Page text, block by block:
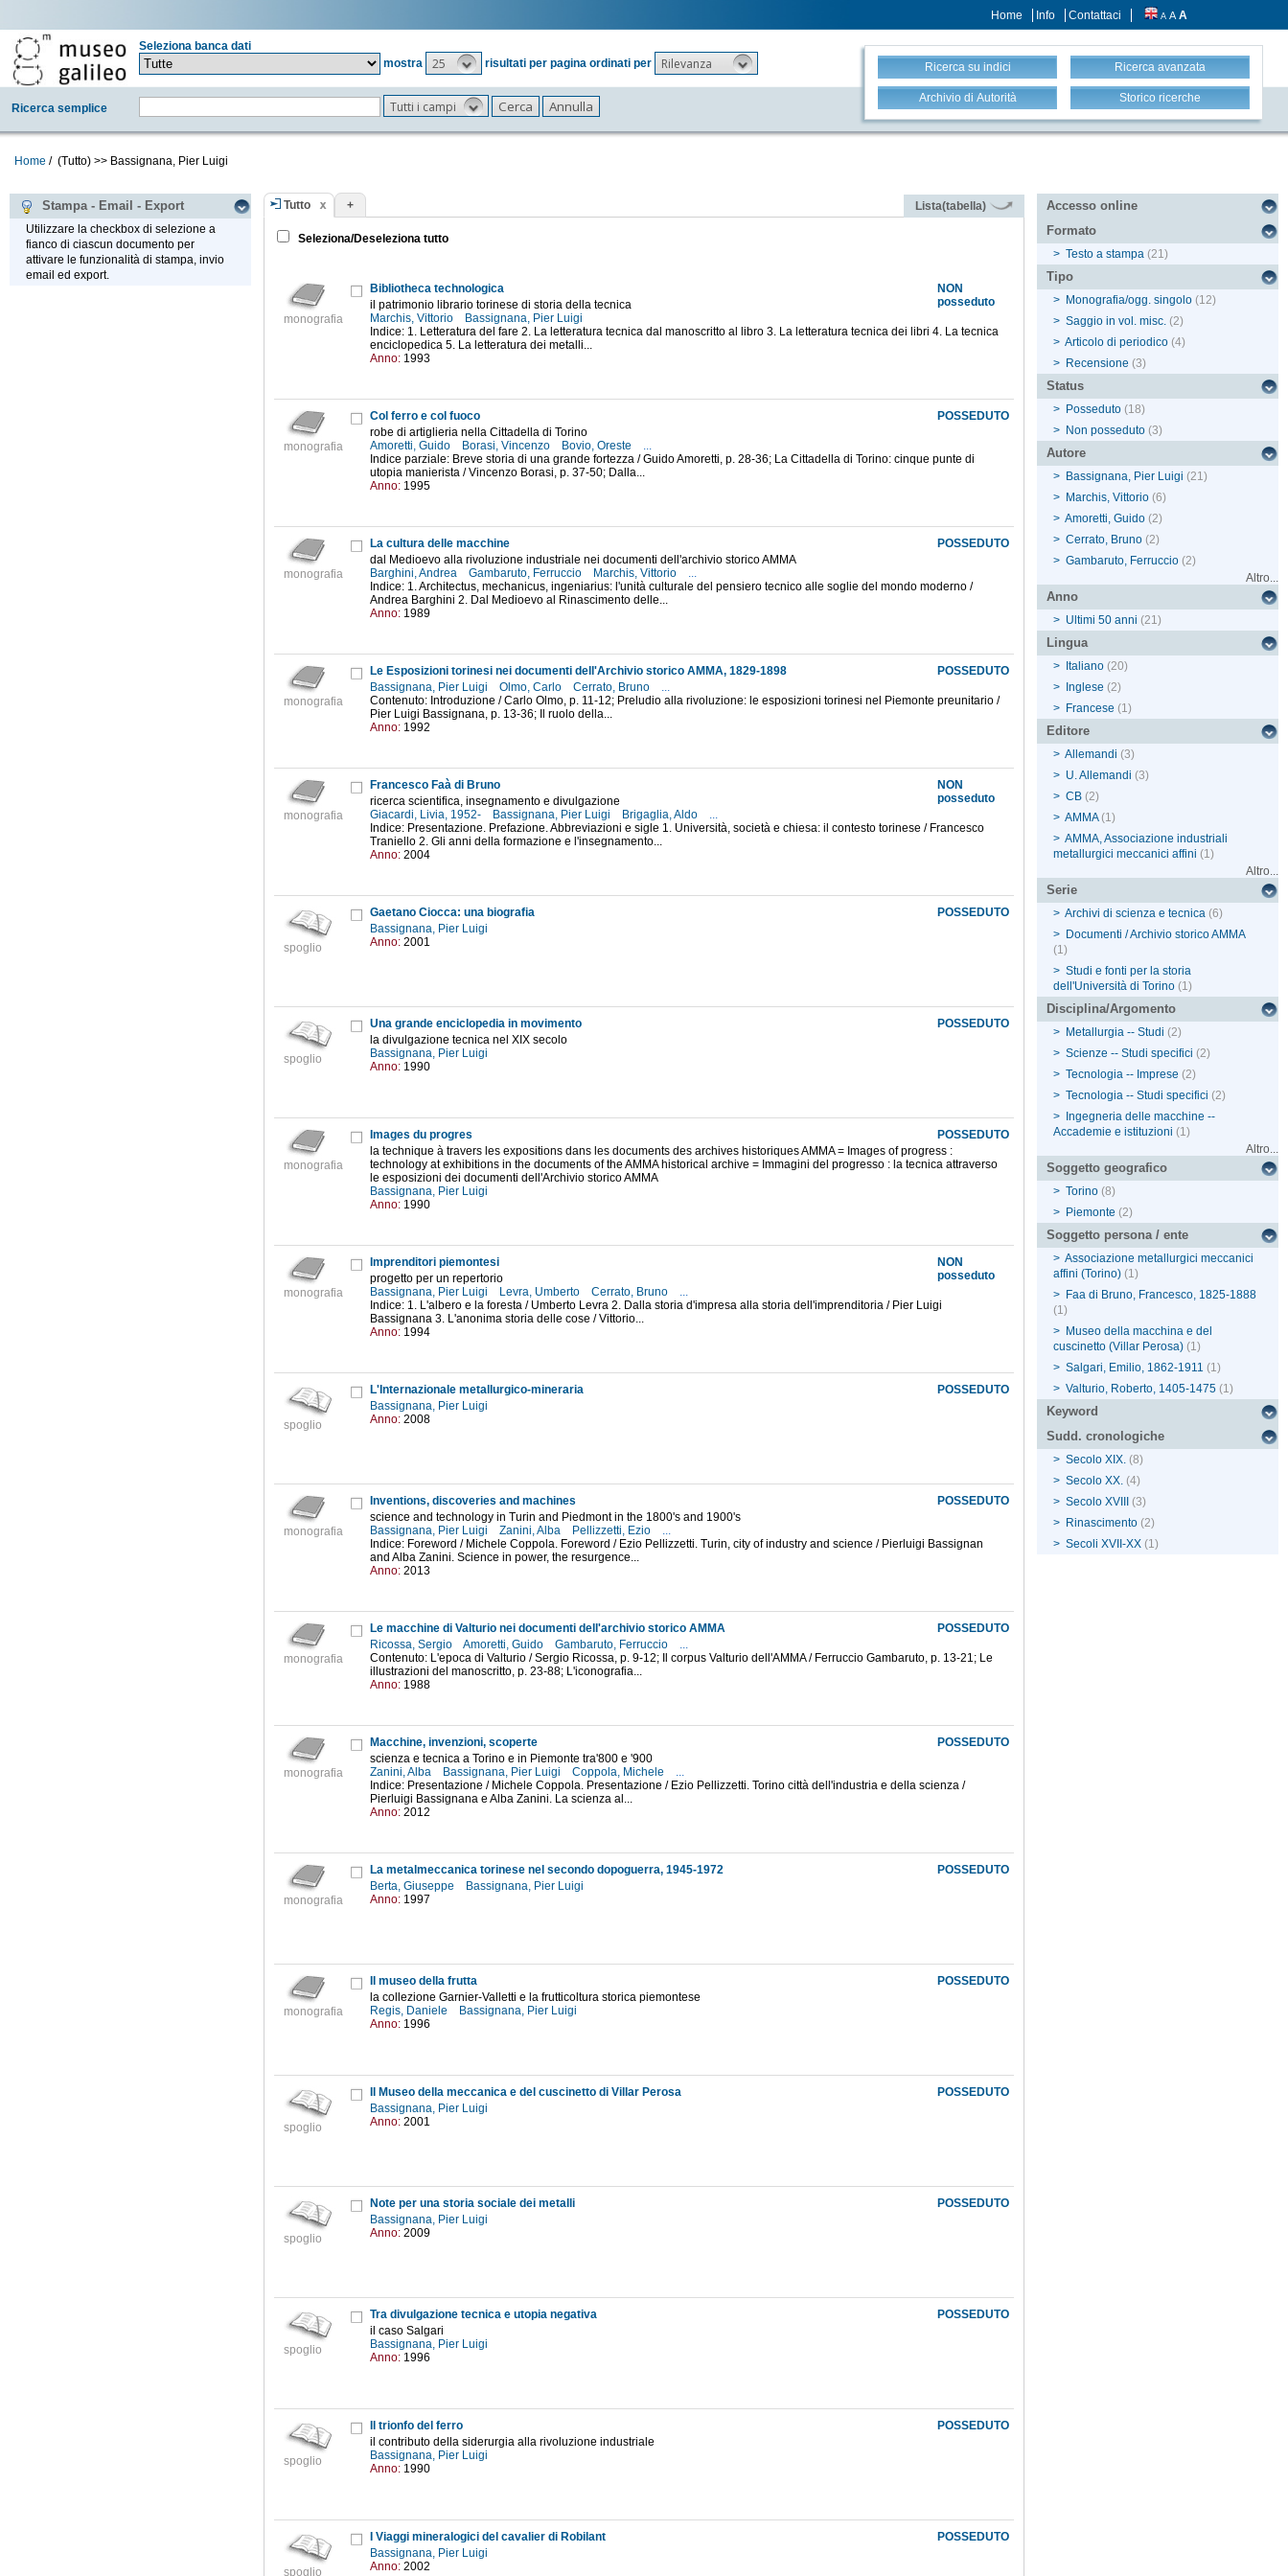
Home Info Contattaci A A A
Seleziona banca dati
mostra
25 risultati per pagina ordinati per Rilevanza
Ricerca semplice Tutti i campi
Ricerca su indici Ricerca avanzata
Archivio di Autorità Storico ricerche
Home / (Tutto) >> Bassignana, Pier Luigi
Stampa - Email - Export
Utilizzare la checkbox di selezione a
fianco di ciascun documento per
attivare le funzionalità di stampa, invio
email ed export.
Tutto + Lista(tabella)
Seleziona/Deseleziona tutto
monografia
NON
posseduto
Bibliotheca technologica
il patrimonio librario torinese di storia della tecnica
Marchis, Vittorio
Bassignana, Pier Luigi
Indice: 1. Letteratura del fare 2. La letteratura tecnica dal manoscritto al libro 3. La letteratura tecnica dei libri 4. La tecnica
enciclopedica 5. La letteratura dei metalli...
Anno: 1993
monografia
POSSEDUTO
Col ferro e col fuoco
robe di artiglieria nella Cittadella di Torino
Amoretti, Guido
Borasi, Vincenzo Bovio, Oreste
...
Indice parziale: Breve storia di una grande fortezza / Guido Amoretti, p. 28-36; La Cittadella di Torino: cinque punte di
utopia manierista / Vincenzo Borasi, p. 37-50; Dalla...
Anno: 1995
monografia
POSSEDUTO
La cultura delle macchine
dal Medioevo alla rivoluzione industriale nei documenti dell'archivio storico AMMA
Barghini, Andrea
Gambaruto, Ferruccio Marchis, Vittorio
...
Indice: 1. Architectus, mechanicus, ingeniarius: l'unità culturale del pensiero tecnico alle soglie del mondo moderno /
Andrea Barghini 2. Dal Medioevo al Rinascimento delle...
Anno: 1989
monografia
POSSEDUTO
Le Esposizioni torinesi nei documenti dell'Archivio storico AMMA, 1829-1898
Bassignana, Pier Luigi
Olmo, Carlo Cerrato, Bruno
...
Contenuto: Introduzione / Carlo Olmo, p. 11-12; Preludio alla rivoluzione: le esposizioni torinesi nel Piemonte preunitario /
Pier Luigi Bassignana, p. 13-36; Il ruolo della...
Anno: 1992
monografia
NON
posseduto
Francesco Faà di Bruno
ricerca scientifica, insegnamento e divulgazione
Giacardi, Livia, 1952-
Bassignana, Pier Luigi Brigaglia, Aldo
...
Indice: Presentazione. Prefazione. Abbreviazioni e sigle 1. Università, società e chiesa: il contesto torinese / Francesco
Traniello 2. Gli anni della formazione e l'insegnamento...
Anno: 2004
spoglio
POSSEDUTO
Gaetano Ciocca: una biografia
Bassignana, Pier Luigi
Anno: 2001
spoglio
POSSEDUTO
Una grande enciclopedia in movimento
la divulgazione tecnica nel XIX secolo
Bassignana, Pier Luigi
Anno: 1990
monografia
POSSEDUTO
Images du progres
la technique à travers les expositions dans les documents des archives historiques AMMA = Images of progress :
technology at exhibitions in the documents of the AMMA historical archive = Immagini del progresso : la tecnica attraverso
le esposizioni dei documenti dell'Archivio storico AMMA
Bassignana, Pier Luigi
Anno: 1990
monografia
NON
posseduto
Imprenditori piemontesi
progetto per un repertorio
Bassignana, Pier Luigi
Levra, Umberto Cerrato, Bruno
...
Indice: 1. L'albero e la foresta / Umberto Levra 2. Dalla storia d'impresa alla storia dell'imprenditoria / Pier Luigi
Bassignana 3. L'anonima storia delle cose / Vittorio...
Anno: 1994
spoglio
POSSEDUTO
L'Internazionale metallurgico-mineraria
Bassignana, Pier Luigi
Anno: 2008
monografia
POSSEDUTO
Inventions, discoveries and machines
science and technology in Turin and Piedmont in the 1800's and 1900's
Bassignana, Pier Luigi
Zanini, Alba Pellizzetti, Ezio
...
Indice: Foreword / Michele Coppola. Foreword / Ezio Pellizzetti. Turin, city of industry and science / Pierluigi Bassignan
and Alba Zanini. Science in power, the resurgence...
Anno: 2013
monografia
POSSEDUTO
Le macchine di Valturio nei documenti dell'archivio storico AMMA
Ricossa, Sergio
Amoretti, Guido Gambaruto, Ferruccio
...
Contenuto: L'epoca di Valturio / Sergio Ricossa, p. 9-12; Il corpus Valturio dell'AMMA / Ferruccio Gambaruto, p. 13-21; Le
illustrazioni del manoscritto, p. 23-88; L'iconografia...
Anno: 1988
monografia
POSSEDUTO
Macchine, invenzioni, scoperte
scienza e tecnica a Torino e in Piemonte tra'800 e '900
Zanini, Alba
Bassignana, Pier Luigi Coppola, Michele
...
Indice: Presentazione / Michele Coppola. Presentazione / Ezio Pellizzetti. Torino città dell'industria e della scienza /
Pierluigi Bassignana e Alba Zanini. La scienza al...
Anno: 2012
monografia
POSSEDUTO
La metalmeccanica torinese nel secondo dopoguerra, 1945-1972
Berta, Giuseppe
Bassignana, Pier Luigi
Anno: 1997
monografia
POSSEDUTO
Il museo della frutta
la collezione Garnier-Valletti e la frutticoltura storica piemontese
Regis, Daniele
Bassignana, Pier Luigi
Anno: 1996
spoglio
POSSEDUTO
Il Museo della meccanica e del cuscinetto di Villar Perosa
Bassignana, Pier Luigi
Anno: 2001
spoglio
POSSEDUTO
Note per una storia sociale dei metalli
Bassignana, Pier Luigi
Anno: 2009
spoglio
POSSEDUTO
Tra divulgazione tecnica e utopia negativa
il caso Salgari
Bassignana, Pier Luigi
Anno: 1996
spoglio
POSSEDUTO
Il trionfo del ferro
il contributo della siderurgia alla rivoluzione industriale
Bassignana, Pier Luigi
Anno: 1990
spoglio
POSSEDUTO
I Viaggi mineralogici del cavalier di Robilant
Bassignana, Pier Luigi
Anno: 2002
Accesso online
Formato
> Testo a stampa (21)
Tipo
> Monografia/ogg. singolo (12)
> Saggio in vol. misc. (2)
> Articolo di periodico (4)
> Recensione (3)
Status
> Posseduto (18)
> Non posseduto (3)
Autore
> Bassignana, Pier Luigi (21)
> Marchis, Vittorio (6)
> Amoretti, Guido (2)
> Cerrato, Bruno (2)
> Gambaruto, Ferruccio (2)
Altro...
Anno
> Ultimi 50 anni (21)
Lingua
> Italiano (20)
>
Inglese (2)
> Francese (1)
Editore
> Allemandi (3)
> U. Allemandi (3)
> CB (2)
> AMMA (1)
> AMMA, Associazione industriali
metallurgici meccanici affini (1)
Altro...
Serie
> Archivi di scienza e tecnica (6)
> Documenti / Archivio storico AMMA
(1)
> Studi e fonti per la storia
dell'Università di Torino (1)
Disciplina/Argomento
> Metallurgia -- Studi (2)
> Scienze -- Studi specifici (2)
> Tecnologia -- Imprese (2)
> Tecnologia -- Studi specifici (2)
>
Ingegneria delle macchine --
Accademie e istituzioni (1)
Altro...
Soggetto geografico
> Torino (8)
> Piemonte (2)
Soggetto persona / ente
> Associazione metallurgici meccanici
affini (Torino) (1)
> Faa di Bruno, Francesco, 1825-1888
(1)
> Museo della macchina e del
cuscinetto (Villar Perosa) (1)
> Salgari, Emilio, 1862-1911 (1)
> Valturio, Roberto, 1405-1475 (1)
Keyword
Sudd. cronologiche
> Secolo XIX. (8)
> Secolo XX. (4)
> Secolo XVIII
(3)
> Rinascimento (2)
> Secoli XVII-XX (1)